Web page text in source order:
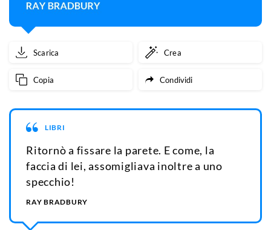
Scarica Crea
Copia Condividi
LIBRI
Ritornò a fissare la parete. E come, la
faccia di lei, assomigliava inoltre a uno
specchio!
RAY BRADBURY